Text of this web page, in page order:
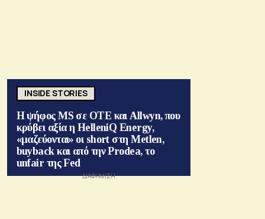
INSIDE STORIES
Η ψήφος MS σε ΟΤΕ και Allwyn, που
κρύβει αξία η HelleniQ Energy,
«μαζεύονται» οι short στη Metlen,
buyback και από την Prodea, το
unfair της Fed